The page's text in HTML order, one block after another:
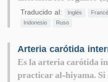
Traducido al: Inglés
Indonesio
Ruso
Es la arteria carótida
practicar al-hiyama. Si